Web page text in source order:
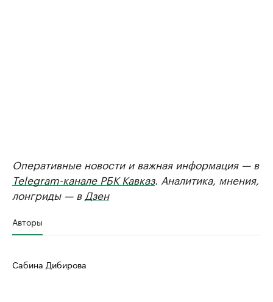
Оперативные новости и важная информация — в
Telegram-канале РБК Кавказ. Аналитика, мнения,
лонгриды — в Дзен
Авторы
Сабина Дибирова